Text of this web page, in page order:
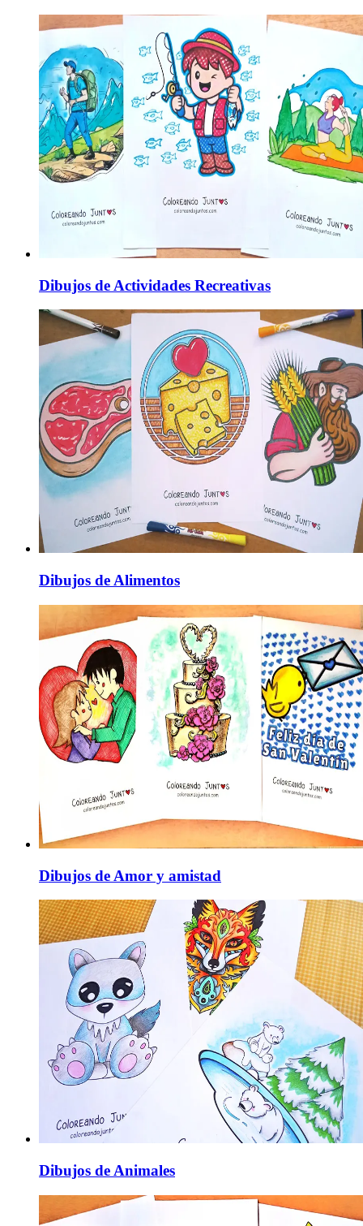
Dibujos de Actividades Recreativas
Dibujos de Alimentos
Dibujos de Amor y amistad
Dibujos de Animales